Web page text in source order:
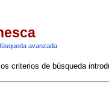
avanzada
criterios de búsqueda